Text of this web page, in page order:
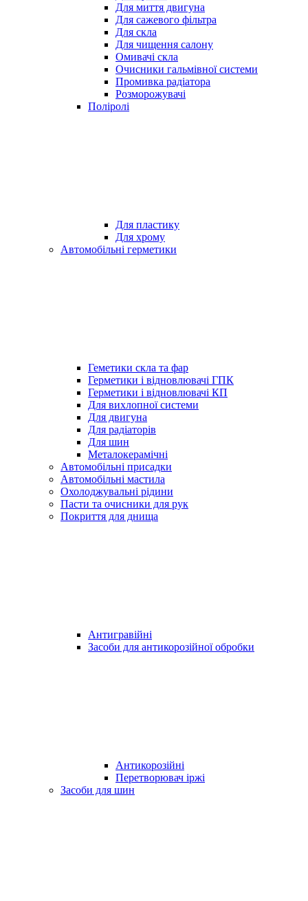
Для миття двигуна
Для сажевого фільтра
Для скла
Для чищення салону
Омивачі скла
Очисники гальмівної системи
Промивка радіатора
Розморожувачі
Поліролі
Для пластику
Для хрому
Автомобільні герметики
Геметики скла та фар
Герметики і відновлювачі ГПК
Герметики і відновлювачі КП
Для вихлопної системи
Для двигуна
Для радіаторів
Для шин
Металокерамічні
Автомобільні присадки
Автомобільні мастила
Охолоджувальні рідини
Пасти та очисники для рук
Покриття для днища
Антигравійні
Засоби для антикорозійної обробки
Антикорозійні
Перетворювач іржі
Засоби для шин